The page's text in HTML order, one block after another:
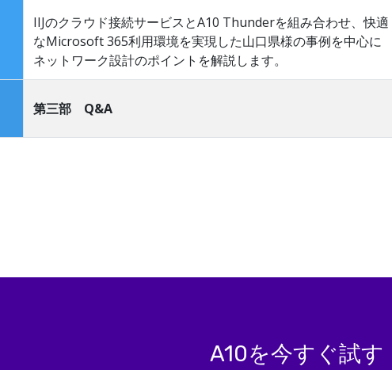
IIJのクラウド接続サービスとA10 Thunderを組み合わせ、快適
なMicrosoft 365利用環境を実現した山口県様の事例を中心に
ネットワーク設計のポイントを解説します。
第三部 Q&A
A10を今すぐ試す